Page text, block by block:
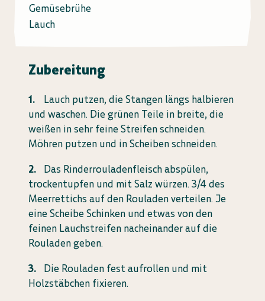
Gemüsebrühe
Lauch
Zubereitung
Lauch putzen, die Stangen längs halbieren
und waschen. Die grünen Teile in breite, die
weißen in sehr feine Streifen schneiden.
Möhren putzen und in Scheiben schneiden.
Das Rinderrouladenfleisch abspülen,
trockentupfen und mit Salz würzen. 3/4 des
Meerrettichs auf den Rouladen verteilen. Je
eine Scheibe Schinken und etwas von den
feinen Lauchstreifen nacheinander auf die
Rouladen geben.
Die Rouladen fest aufrollen und mit
Holzstäbchen fixieren.